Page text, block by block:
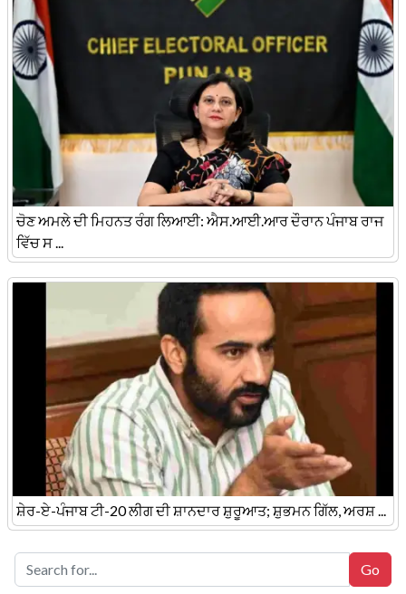
ਚੋਣ ਅਮਲੇ ਦੀ ਮਿਹਨਤ ਰੰਗ ਲਿਆਈ: ਐਸ.ਆਈ.ਆਰ ਦੌਰਾਨ ਪੰਜਾਬ ਰਾਜ
ਵਿੱਚ ਸ ...
ਸ਼ੇਰ-ਏ-ਪੰਜਾਬ ਟੀ-20 ਲੀਗ ਦੀ ਸ਼ਾਨਦਾਰ ਸ਼ੁਰੂਆਤ; ਸ਼ੁਭਮਨ ਗਿੱਲ, ਅਰਸ਼ ...